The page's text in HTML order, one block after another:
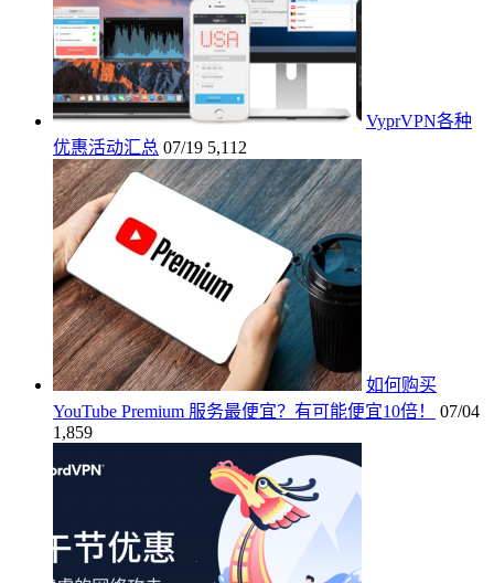
VyprVPN各种
优惠活动汇总 07/19 5,112
如何购买
YouTube Premium 服务最便宜？有可能便宜10倍！
07/04
1,859